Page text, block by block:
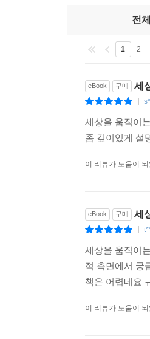
▶ 전문 수학자조차
카이사르가 브루
필라델피아 템플
밝혀졌다! 정말일
대기 중에 G개만
들이마셨을 확률
어떤 수에도 적용
일이다.
▶ 자기 삶의 풍요
이 책에 나오는 수
테스트, 내시 균형,
탐색을 유혹하는
전
1 2
eBook 구매 세
세상을 움직이
좀 깊이있게 설
이 리뷰가 도움이
eBook 구매 세
세상을 움직이
적 측면에서 궁
책은 어렵네요
이 리뷰가 도움이